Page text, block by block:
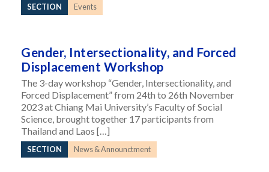
SECTION Events
Gender, Intersectionality, and Forced
Displacement Workshop
The 3-day workshop “Gender, Intersectionality, and
Forced Displacement” from 24th to 26th November
2023 at Chiang Mai University’s Faculty of Social
Science, brought together 17 participants from
Thailand and Laos […]
SECTION News & Announctment